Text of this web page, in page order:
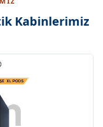
Kabinlerimiz